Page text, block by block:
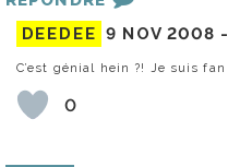
DEEDEE 9 NOV 2008 -
C’est génial hein ?! Je suis fan
0